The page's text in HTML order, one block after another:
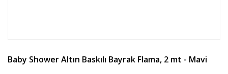
Baby Shower Altın Baskılı Bayrak Flama, 2 mt - Mavi